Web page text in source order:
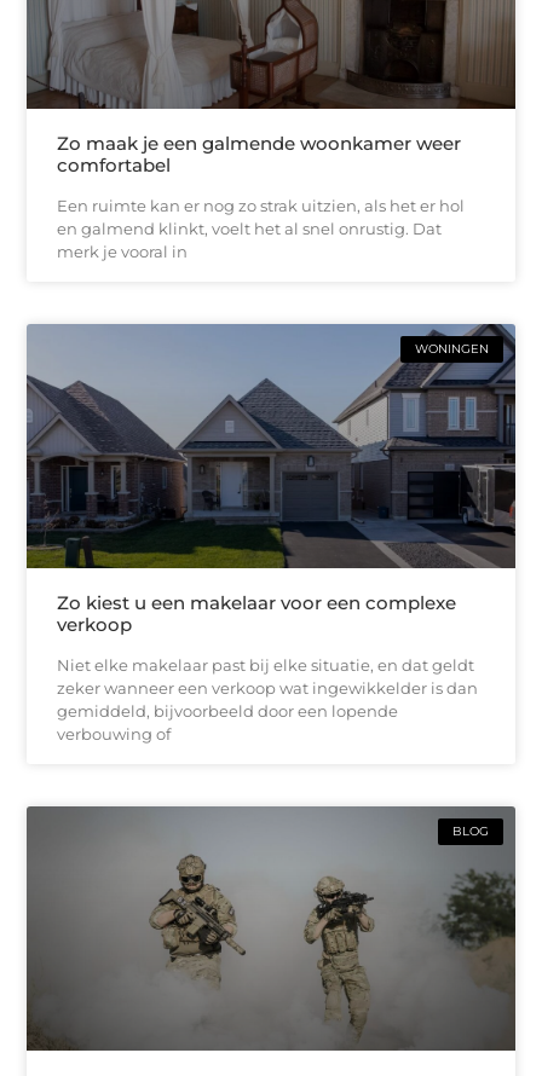
Zo maak je een galmende woonkamer weer
comfortabel
Een ruimte kan er nog zo strak uitzien, als het er hol
en galmend klinkt, voelt het al snel onrustig. Dat
merk je vooral in
WONINGEN
Zo kiest u een makelaar voor een complexe
verkoop
Niet elke makelaar past bij elke situatie, en dat geldt
zeker wanneer een verkoop wat ingewikkelder is dan
gemiddeld, bijvoorbeeld door een lopende
verbouwing of
BLOG